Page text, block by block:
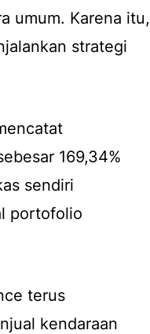
umum. Karena itu,
strategi
169,34%
sendiri
portofolio
terus
kendaraan